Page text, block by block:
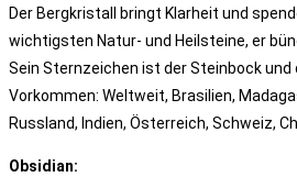
Der Bergkristall bringt Klarheit und
wichtigsten Natur- und Heilsteine, er
Sein Sternzeichen ist der Steinbock und
Vorkommen: Weltweit, Brasilien,
Russland, Indien, Österreich, Schweiz,
Obsidian: